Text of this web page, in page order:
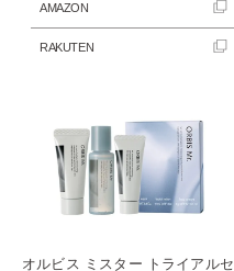
AMAZON
RAKUTEN
オルビス ミスター トライアルセ